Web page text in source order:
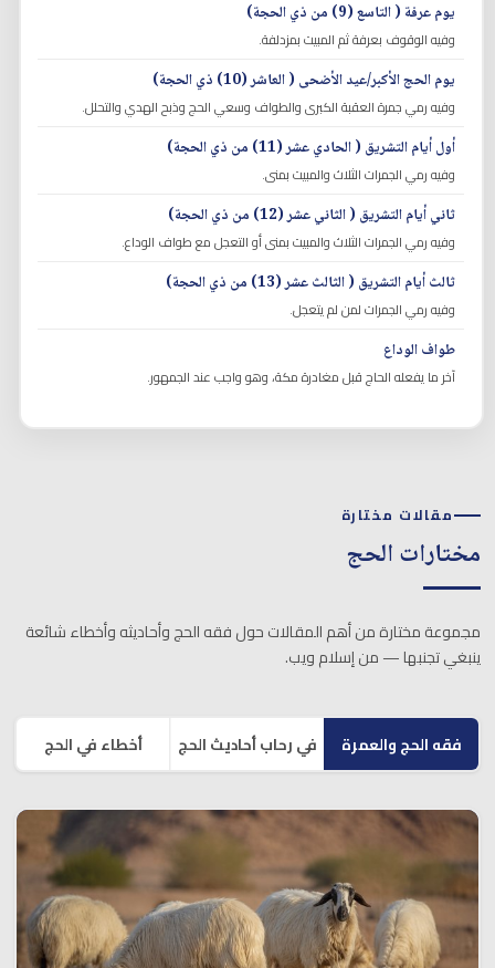
يوم عرفة ( التاسع (9) من ذي الحجة)
وفيه الوقوف بعرفة ثم المبيت بمزدلفة.
يوم الحج الأكبر/عيد الأضحى ( العاشر (10) ذي الحجة)
وفيه رمي جمرة العقبة الكبرى والطواف وسعي الحج وذبح الهدي والتحلل.
أول أيام التشريق ( الحادي عشر (11) من ذي الحجة)
وفيه رمي الجمرات الثلاث والمبيت بمنى.
ثاني أيام التشريق ( الثاني عشر (12) من ذي الحجة)
وفيه رمي الجمرات الثلاث والمبيت بمنى أو التعجل مع طواف الوداع.
ثالث أيام التشريق ( الثالث عشر (13) من ذي الحجة)
وفيه رمي الجمرات لمن لم يتعجل.
طواف الوداع
آخر ما يفعله الحاج قبل مغادرة مكة، وهو واجب عند الجمهور.
مقالات مختارة
مختارات الحج
مجموعة مختارة من أهم المقالات حول فقه الحج وأحاديثه وأخطاء شائعة
ينبغي تجنبها — من إسلام ويب.
فقه الحج والعمرة في رحاب أحاديث الحج أخطاء في الحج